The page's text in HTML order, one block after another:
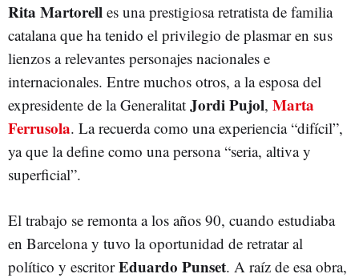
Rita Martorell es una prestigiosa retratista de familia
catalana que ha tenido el privilegio de plasmar en sus
lienzos a relevantes personajes nacionales e
internacionales. Entre muchos otros, a la esposa del
expresidente de la Generalitat Jordi Pujol, Marta
Ferrusola. La recuerda como una experiencia “difícil”,
ya que la define como una persona “seria, altiva y
superficial”.
El trabajo se remonta a los años 90, cuando estudiaba
en Barcelona y tuvo la oportunidad de retratar al
político y escritorEduardo Punset. A raíz de esa obra,